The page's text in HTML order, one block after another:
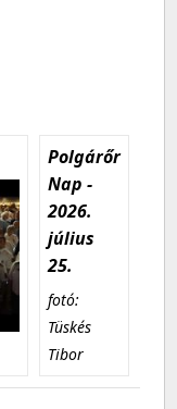
Polgárőr
Nap -
2026.
július
25.
fotó:
Tüskés
Tibor